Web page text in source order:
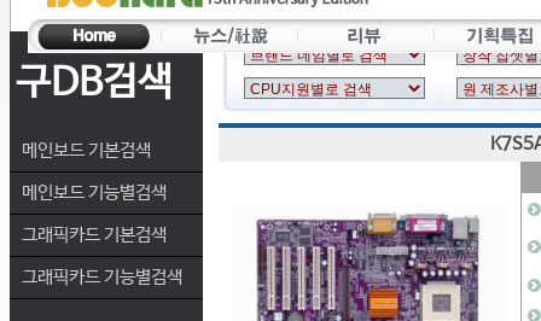
구DB검색
메인보드 기본검색
메인보드 기능별검색
그래픽카드 기본검색
그래픽카드 기능별검색